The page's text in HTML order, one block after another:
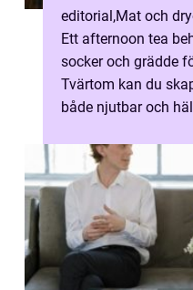
editorial,Mat och
Ett afternoon tea
socker och grädde
Tvärtom kan du
både njutbar och